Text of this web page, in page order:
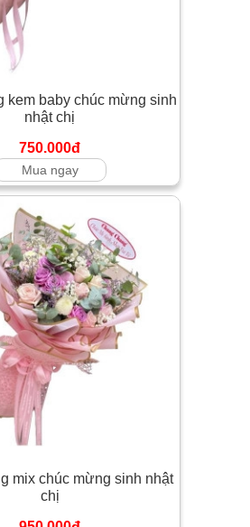
kem baby chúc mừng sinh
nhật chị
750.000đ
Mua ngay
mix chúc mừng sinh nhật
chị